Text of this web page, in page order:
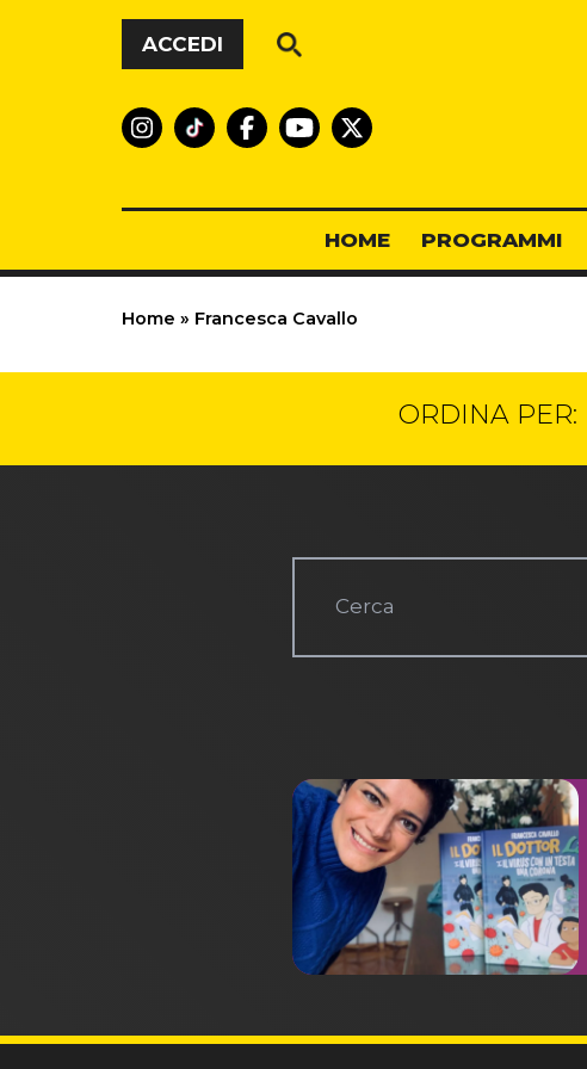
Vai al contenuto
ACCEDI
HOME PROGRAMMI
Home » Francesca Cavallo
ORDINA PER: